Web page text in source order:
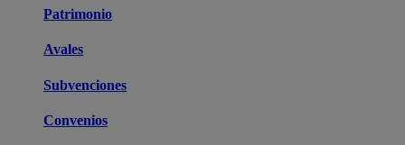
Patrimonio
Avales
Subvenciones
Convenios